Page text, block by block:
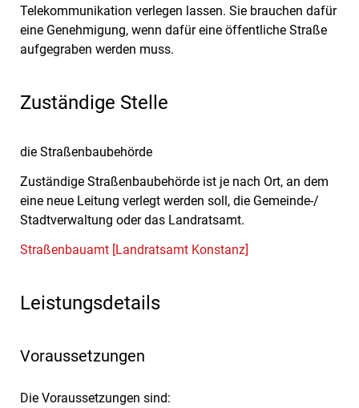
Telekommunikation verlegen lassen. Sie brauchen dafür
eine Genehmigung, wenn dafür eine öffentliche Straße
aufgegraben werden muss.
Zuständige Stelle
die Straßenbaubehörde
Zuständige Straßenbaubehörde ist je nach Ort, an dem
eine neue Leitung verlegt werden soll, die Gemeinde-/
Stadtverwaltung oder das Landratsamt.
Straßenbauamt [Landratsamt Konstanz]
Leistungsdetails
Voraussetzungen
Die Voraussetzungen sind: